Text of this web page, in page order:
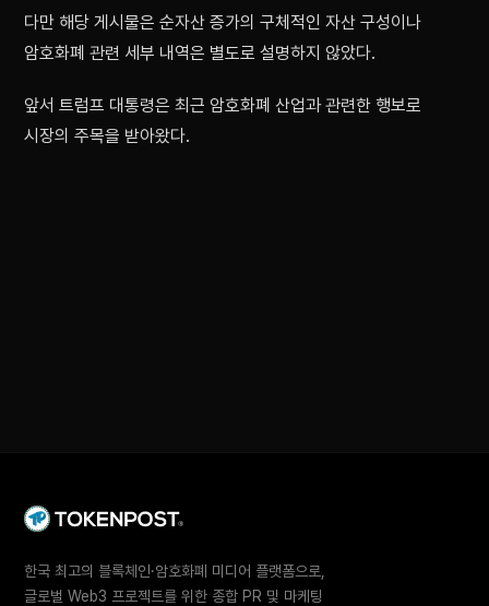
다만 해당 게시물은 순자산 증가의 구체적인 자산 구성이나
암호화폐 관련 세부 내역은 별도로 설명하지 않았다.
앞서 트럼프 대통령은 최근 암호화폐 산업과 관련한 행보로
시장의 주목을 받아왔다.
한국 최고의 블록체인·암호화폐 미디어 플랫폼으로,
글로벌 Web3 프로젝트를 위한 종합 PR 및 마케팅